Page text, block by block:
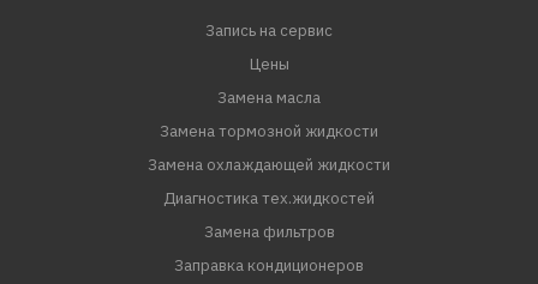
Запись на сервис
Цены
Замена масла
Замена тормозной жидкости
Замена охлаждающей жидкости
Диагностика тех.жидкостей
Замена фильтров
Заправка кондиционеров